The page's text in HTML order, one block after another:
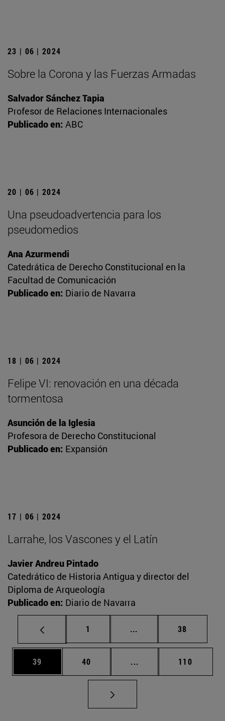
23 | 06 | 2024
Sobre la Corona y las Fuerzas Armadas
Salvador Sánchez Tapia
Profesor de Relaciones Internacionales
Publicado en: ABC
20 | 06 | 2024
Una pseudoadvertencia para los
pseudomedios
Ana Azurmendi
Catedrática de Derecho Constitucional en la
Facultad de Comunicación
Publicado en: Diario de Navarra
18 | 06 | 2024
Felipe VI: renovación en una década
tormentosa
Asunción de la Iglesia
Profesora de Derecho Constitucional
Publicado en: Expansión
17 | 06 | 2024
Larrahe, los Vascones y el Latín
Javier Andreu Pintado
Catedrático de Historia Antigua y director del
Diploma de Arqueología
Publicado en: Diario de Navarra
Página
1 ... Páginas intermedias
Página
38
Página
39 Página
40 ... Páginas intermedias
Página
110